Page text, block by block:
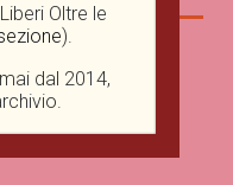
Oltre le
).
dal 2014,